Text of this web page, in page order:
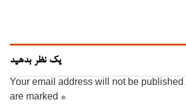
یک نظر بدهید
Your email address will not be published.
are marked *